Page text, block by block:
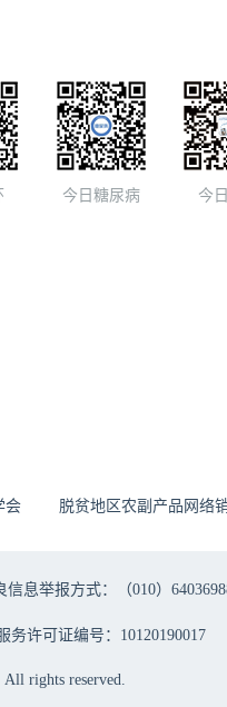
今日糖尿病 今
会 脱贫地区农副产品网络
息举报方式：（010）
务许可证编号：10120190017
rights reserved.